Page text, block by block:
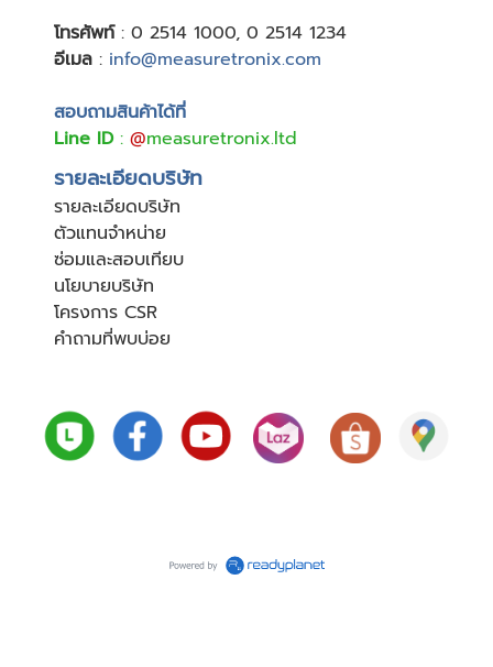
โทรศัพท์: 0 2514 1000, 0 2514 1234
อีเมล : info@measuretronix.com
สอบถามสินค้าได้ที่
Line ID: @measuretronix.ltd
รายละเอียดบริษัท
รายละเอียดบริษัท
ตัวแทนจำหน่าย
ซ่อมและสอบเทียบ
นโยบายบริษัท
โครงการ CSR
คำถามที่พบบ่อย